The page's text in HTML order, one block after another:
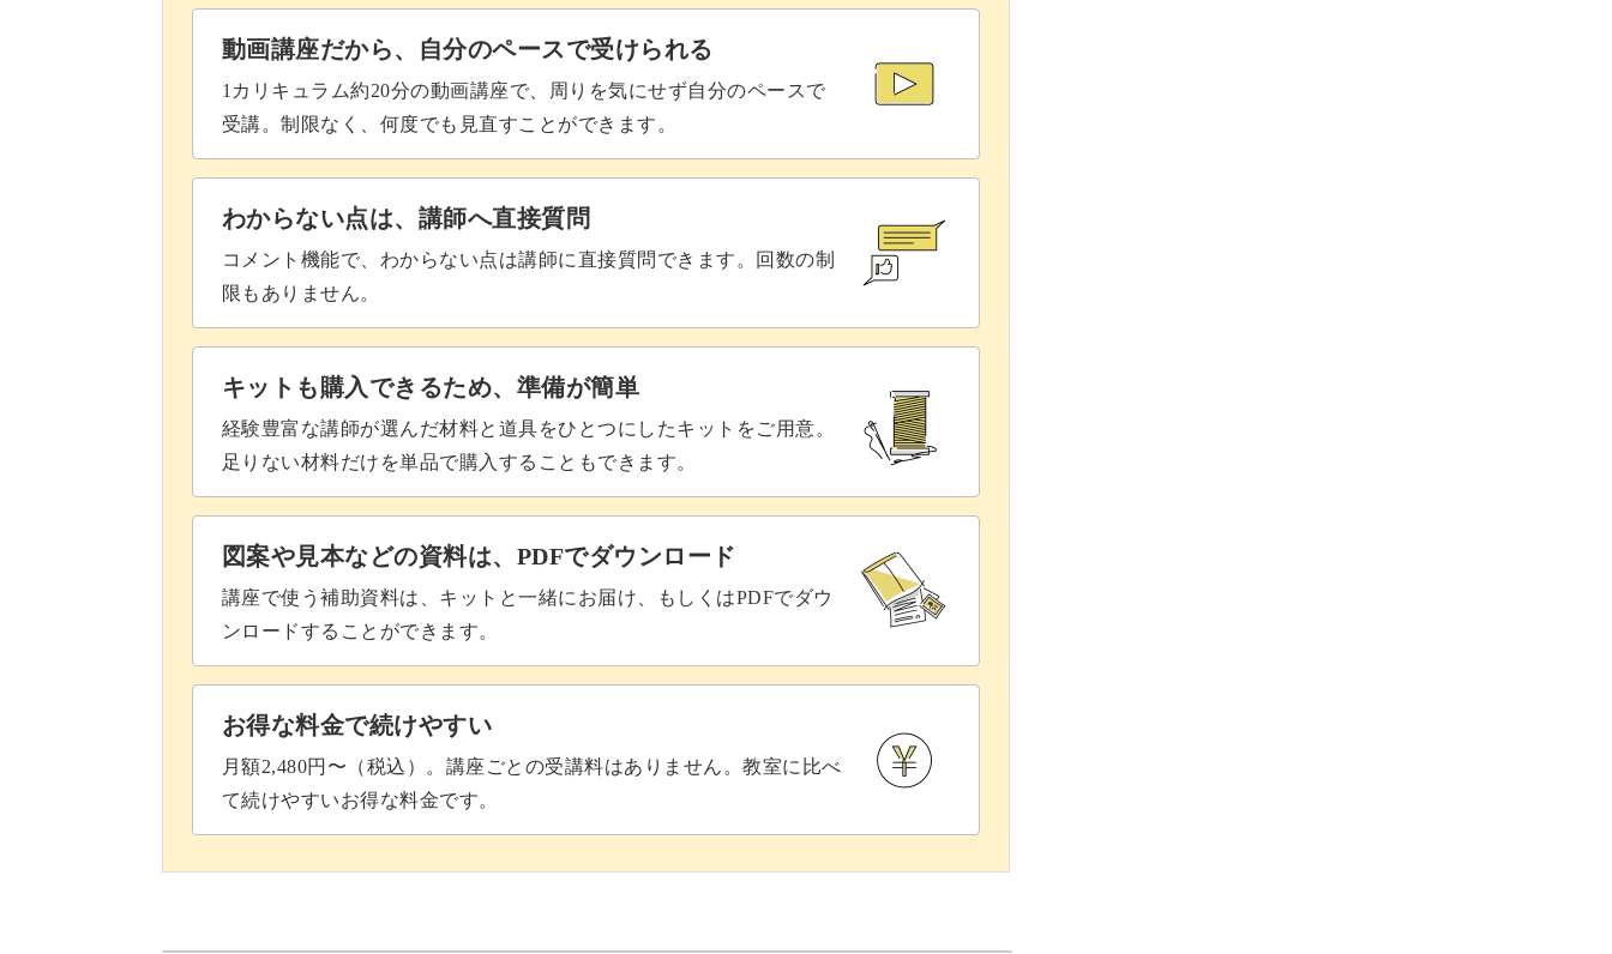
動画講座だから、自分のペースで受けられる
1カリキュラム約20分の動画講座で、周りを気にせず自分のペースで
受講。制限なく、何度でも見直すことができます。
わからない点は、講師へ直接質問
コメント機能で、わからない点は講師に直接質問できます。回数の制
限もありません。
キットも購入できるため、準備が簡単
経験豊富な講師が選んだ材料と道具をひとつにしたキットをご用意。
足りない材料だけを単品で購入することもできます。
図案や見本などの資料は、PDFでダウンロード
講座で使う補助資料は、キットと一緒にお届け、もしくはPDFでダウ
ンロードすることができます。
お得な料金で続けやすい
月額2,480円〜（税込）。講座ごとの受講料はありません。教室に比べ
て続けやすいお得な料金です。